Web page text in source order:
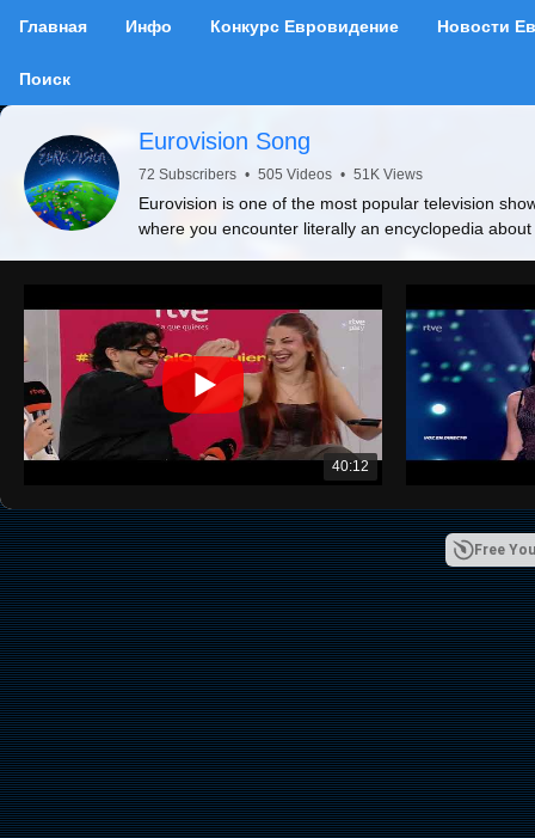
Главная Инфо Конкурс Евровидение Новости
Поиск
Eurovision Song
72 Subscribers • 505 Videos • 51K Views
Eurovision is one of the most popular television
where you encounter literally an encyclopedia
40:12
01:09:10
Free